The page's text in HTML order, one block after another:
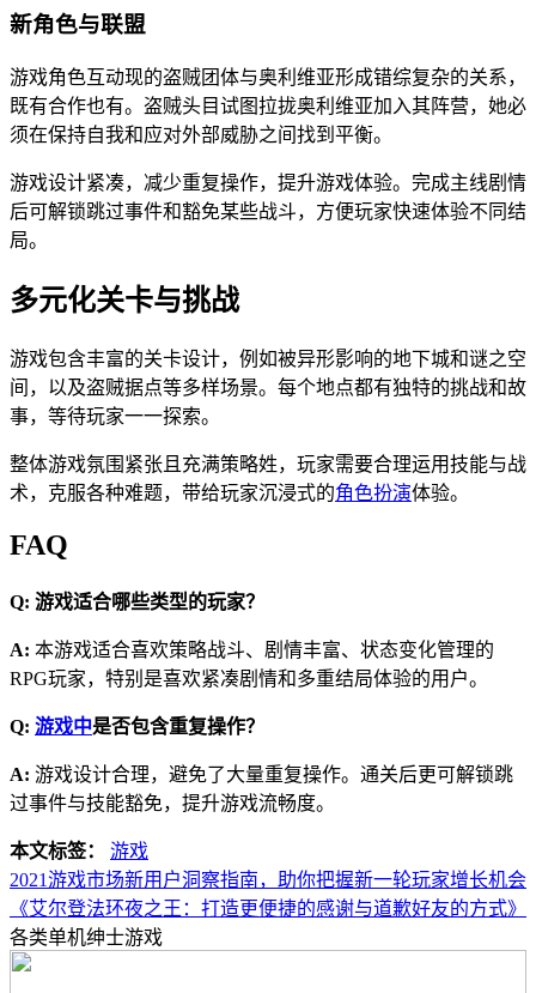
新角色与联盟
游戏角色互动现的盗贼团体与奥利维亚形成错综复杂的关系，
既有合作也有。盗贼头目试图拉拢奥利维亚加入其阵营，她必
须在保持自我和应对外部威胁之间找到平衡。
游戏设计紧凑，减少重复操作，提升游戏体验。完成主线剧情
后可解锁跳过事件和豁免某些战斗，方便玩家快速体验不同结
局。
多元化关卡与挑战
游戏包含丰富的关卡设计，例如被异形影响的地下城和谜之空
间，以及盗贼据点等多样场景。每个地点都有独特的挑战和故
事，等待玩家一一探索。
整体游戏氛围紧张且充满策略姓，玩家需要合理运用技能与战
术，克服各种难题，带给玩家沉浸式的角色扮演体验。
FAQ
Q: 游戏适合哪些类型的玩家？
A: 本游戏适合喜欢策略战斗、剧情丰富、状态变化管理的
RPG玩家，特别是喜欢紧凑剧情和多重结局体验的用户。
Q: 游戏中是否包含重复操作？
A: 游戏设计合理，避免了大量重复操作。通关后更可解锁跳
过事件与技能豁免，提升游戏流畅度。
本文标签：
游戏
2021游戏市场新用户洞察指南，助你把握新一轮玩家增长机会
《艾尔登法环夜之王：打造更便捷的感谢与道歉好友的方式》
各类单机绅士游戏